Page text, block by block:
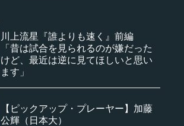
川上流星『誰よりも速く』前編
「昔は試合を見られるのが嫌だった
けど、最近は逆に見てほしいと思い
ます」
【ピックアップ・プレーヤー】加藤
公輝（日本大）